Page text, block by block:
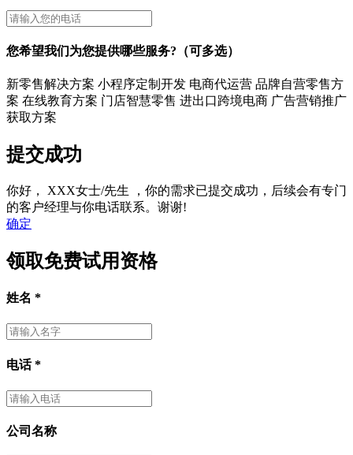
您希望我们为您提供哪些服务?（可多选）
新零售解决方案 小程序定制开发 电商代运营 品牌自营零售方
案 在线教育方案 门店智慧零售 进出口跨境电商 广告营销推广
获取方案
提交成功
你好， XXX女士/先生
，你的需求已提交成功，后续会有专门
的客户经理与你电话联系。谢谢!
确定
领取免费试用资格
姓名 *
电话*
公司名称